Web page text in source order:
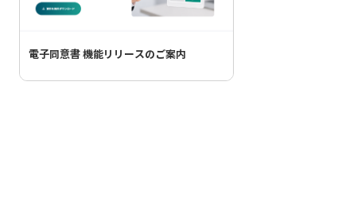
電子同意書 機能リリースのご案内